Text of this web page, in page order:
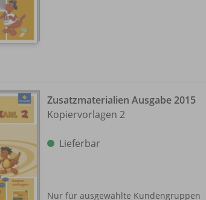
Zusatzmaterialien Ausgabe 2015
Kopiervorlagen 2
Lieferbar
Nur für ausgewählte Kundengruppen